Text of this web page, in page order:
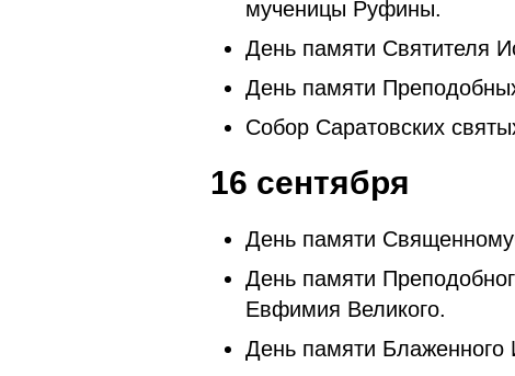
мученицы Руфины.
День памяти Святителя
День памяти
Собор Саратовских
16 сентября
День памяти
День памяти
Евфимия Великого.
День памяти Блаженного